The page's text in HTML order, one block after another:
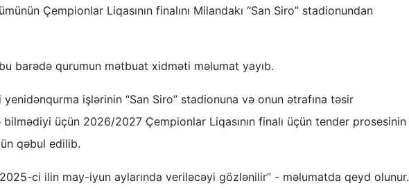
Çempionlar Liqasının finalını Milandakı “San Siro” stadionundan
barədə qurumun mətbuat xidməti məlumat yayıb.
işlərinin “San Siro” stadionuna və onun ətrafına təsir
üçün 2026/2027 Çempionlar Liqasının finalı üçün tender prosesinin
qəbul edilib.
ci ilin may-iyun aylarında veriləcəyi gözlənilir” - məlumatda qeyd olunur.